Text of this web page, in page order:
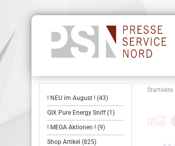
Startseite
! NEU im August ! (43)
QIX Pure Energy Sniff (1)
! MEGA Aktionen ! (9)
Shop Artikel (825)